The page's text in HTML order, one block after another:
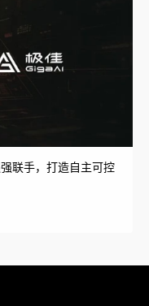
联手，打造自主可控